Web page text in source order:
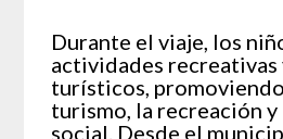
Durante el viaje, los
actividades
turísticos,
turismo, la recreación
social. Desde el